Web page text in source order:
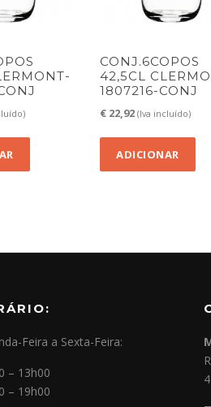
CONJ.6COPOS
42,5CL
1807216-CONJ
€ 22,92 (Iva incluído)
ADICIONAR
Feira a Sexta-Feira:
– 13h00
– 19h00